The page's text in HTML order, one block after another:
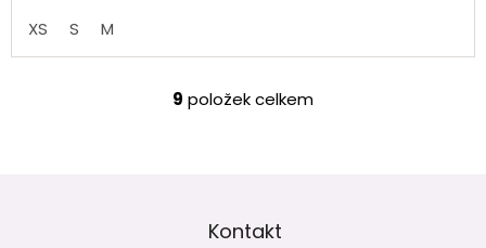
5
hvězdiček.
XS S M
O
c
9 položek celkem
Kontakt